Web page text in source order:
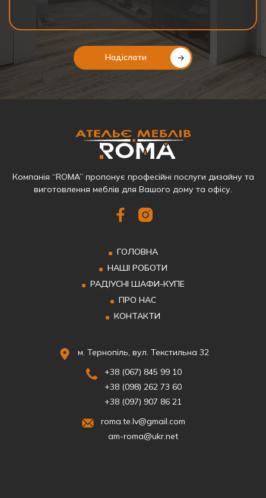
Надіслати
Компанія “ROMA” пропонує професійні послуги дизайну та
виготовлення меблів для Вашого дому та офісу.
ГОЛОВНА
НАШІ РОБОТИ
РАДІУСНІ ШАФИ-КУПЕ
ПРО НАС
КОНТАКТИ
м. Тернопіль, вул. Текстильна 32
+38 (067) 845 99 10
+38 (098) 262 73 60
+38 (097) 907 86 21
roma.te.lv@gmail.com
am-roma@ukr.net